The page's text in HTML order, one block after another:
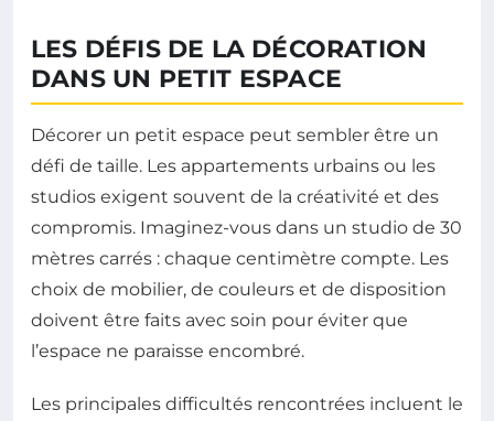
LES DÉFIS DE LA DÉCORATION
DANS UN PETIT ESPACE
Décorer un petit espace peut sembler être un
défi de taille. Les appartements urbains ou les
studios exigent souvent de la créativité et des
compromis. Imaginez-vous dans un studio de 30
mètres carrés : chaque centimètre compte. Les
choix de mobilier, de couleurs et de disposition
doivent être faits avec soin pour éviter que
l’espace ne paraisse encombré.
Les principales difficultés rencontrées incluent le